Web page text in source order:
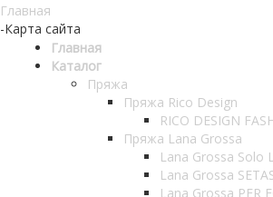
Главная
-Карта сайта
Главная
Каталог
Пряжа
Пряжа Rico Design
RICO DESIGN
Пряжа Lana Grossa
Lana Grossa Solo
Lana Grossa
Lana Grossa PER